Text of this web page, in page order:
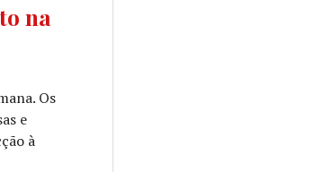
na
Os
e
à
de grupos religiosos e risco de detenção